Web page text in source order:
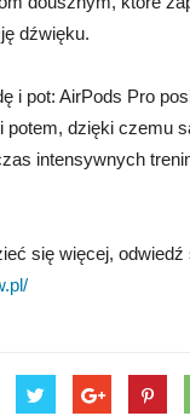
dźwięku.
i pot: AirPods Pro
potem, dzięki czemu
intensywnych
się więcej, odwiedź